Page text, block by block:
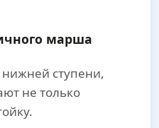
марша
нижней ступени,
не только